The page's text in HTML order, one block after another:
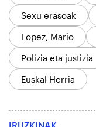
Sexu erasoak
Lopez, Mario
Polizia eta justizia
Euskal Herria